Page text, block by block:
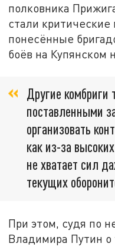
полковника
стали критические
понесённые
боёв на Купянском
Другие комбриги
поставленными
организовать
как из-за
не хватает сил
текущих
При этом, судя по
Владимира Путин о